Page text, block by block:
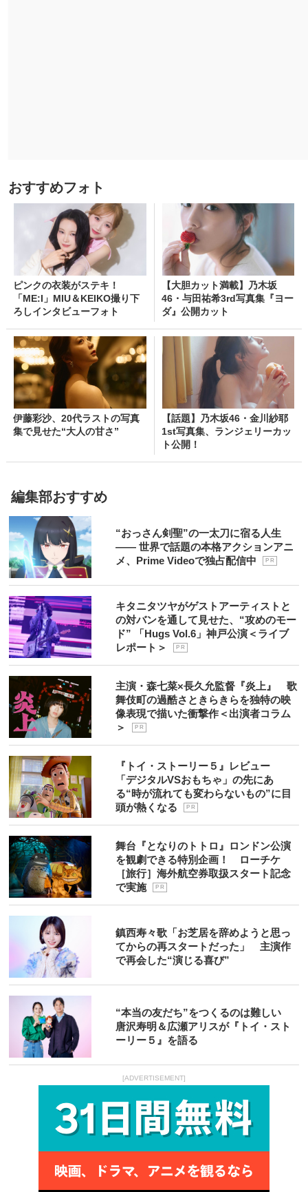
おすすめフォト
ピンクの衣装がステキ！
「ME:I」MIU＆KEIKO撮り下
ろしインタビューフォト
【大胆カット満載】乃木坂
46・与田祐希3rd写真集『ヨー
ダ』公開カット
伊藤彩沙、20代ラストの写真
集で見せた“大人の甘さ”
【話題】乃木坂46・金川紗耶
1st写真集、ランジェリーカッ
ト公開！
編集部おすすめ
“おっさん剣聖”の一太刀に宿る人生
―― 世界で話題の本格アクションアニ
メ、Prime Videoで独占配信中
P R
キタニタツヤがゲストアーティストと
の対バンを通して見せた、“攻めのモー
ド” 「Hugs Vol.6」神戸公演＜ライブ
レポート＞
P R
主演・森七菜×長久允監督『炎上』 歌
舞伎町の過酷さときらきらを独特の映
像表現で描いた衝撃作＜出演者コラム
＞
P R
『トイ・ストーリー５』レビュー
「デジタルVSおもちゃ」の先にあ
る“時が流れても変わらないもの”に目
頭が熱くなる
P R
舞台『となりのトトロ』ロンドン公演
を観劇できる特別企画！ ローチケ
［旅行］海外航空券取扱スタート記念
で実施
P R
鎮西寿々歌「お芝居を辞めようと思っ
てからの再スタートだった」 主演作
で再会した“演じる喜び”
“本当の友だち”をつくるのは難しい
唐沢寿明＆広瀬アリスが『トイ・スト
ーリー５』を語る
[ADVERTISEMENT]